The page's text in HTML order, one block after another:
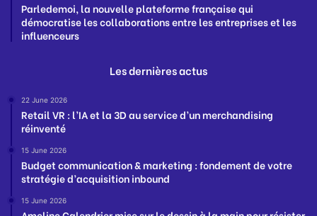
Parledemoi, la nouvelle plateforme française qui
démocratise les collaborations entre les entreprises et les
influenceurs
Les dernières actus
22 June 2026
Retail VR : l’IA et la 3D au service d’un merchandising
réinventé
15 June 2026
Budget communication & marketing : fondement de votre
stratégie d’acquisition inbound
15 June 2026